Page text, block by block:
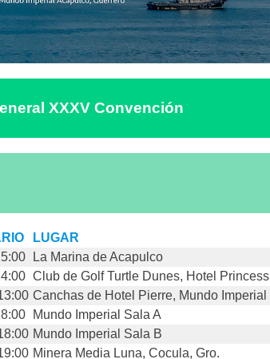
XXXV Convención
LUGAR
La Marina de Acapulco
Club de Golf Turtle Dunes, Hotel Princess
Canchas de Hotel Pierre, Mundo Imperial
Mundo Imperial Sala A
Mundo Imperial Sala B
Minera Media Luna, Cocula, Gro.